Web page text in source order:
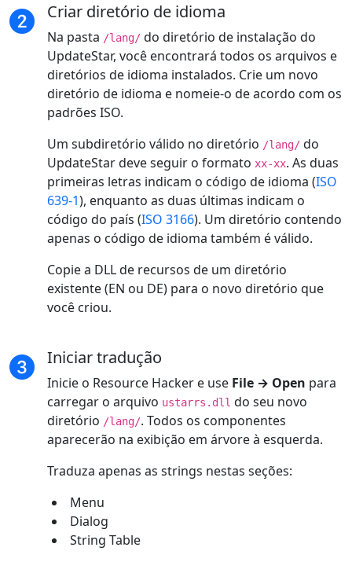
Criar diretório de idioma
Na pasta /lang/ do diretório de instalação do
UpdateStar, você encontrará todos os arquivos e
diretórios de idioma instalados. Crie um novo
diretório de idioma e nomeie-o de acordo com os
padrões ISO.
Um subdiretório válido no diretório /lang/ do
UpdateStar deve seguir o formato xx-xx. As duas
primeiras letras indicam o código de idioma (ISO
639-1), enquanto as duas últimas indicam o
código do país (ISO 3166). Um diretório contendo
apenas o código de idioma também é válido.
Copie a DLL de recursos de um diretório
existente (EN ou DE) para o novo diretório que
você criou.
Iniciar tradução
Inicie o Resource Hacker e use File → Open para
carregar o arquivo ustarrs.dll do seu novo
diretório /lang/. Todos os componentes
aparecerão na exibição em árvore à esquerda.
Traduza apenas as strings nestas seções:
Menu
Dialog
String Table